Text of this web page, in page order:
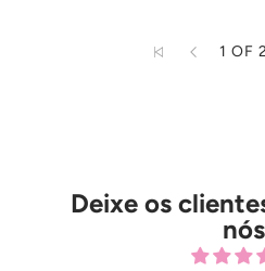
1 OF 2
Deixe os
nós